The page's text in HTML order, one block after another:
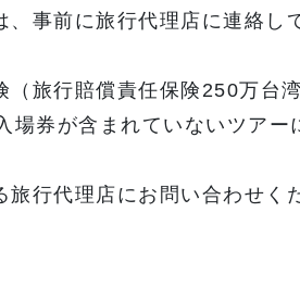
、事前に旅行代理店に連絡し
（旅行賠償責任保険250万台
場券が含まれていないツアー
行代理店にお問い合わせく